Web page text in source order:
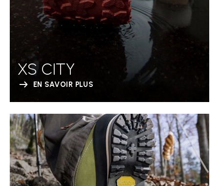
XS CITY
EN SAVOIR PLUS